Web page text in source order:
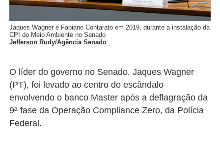
Jaques Wagner e Fabiano Contarato em 2019, durante a instalação da
CPI do Meio Ambiente no Senado
Jefferson Rudy/Agência Senado
O líder do governo no Senado, Jaques Wagner
(PT), foi levado ao centro do escândalo
envolvendo o banco Master após a deflagração da
9ª fase da Operação Compliance Zero, da Polícia
Federal.